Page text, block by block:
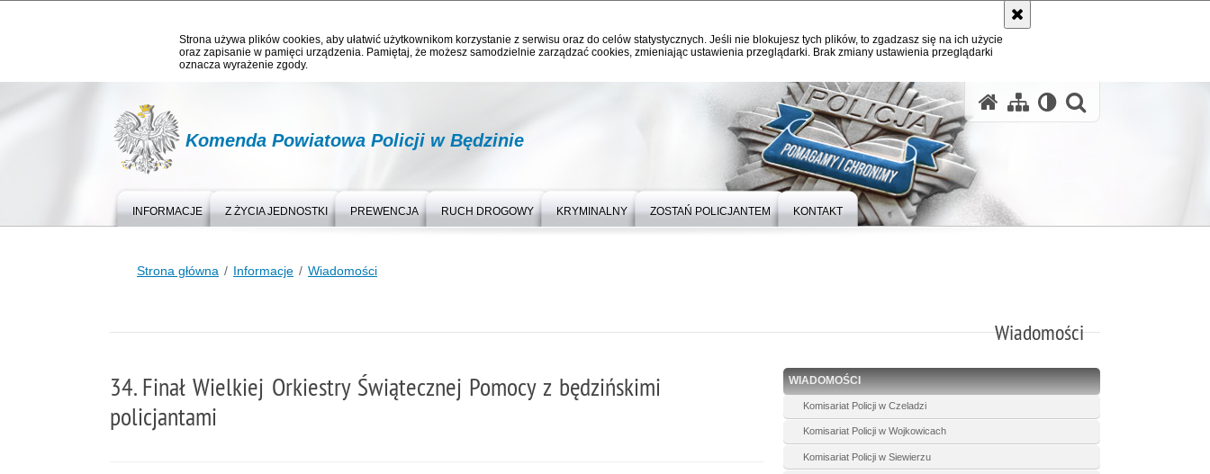
Strona używa plików cookies, aby ułatwić użytkownikom korzystanie z serwisu oraz do celów statystycznych. Jeśli nie blokujesz tych plików, to zgadzasz się na ich użycie
oraz zapisanie w pamięci urządzenia. Pamiętaj, że możesz samodzielnie zarządzać cookies, zmieniając ustawienia przeglądarki. Brak zmiany ustawienia przeglądarki
oznacza wyrażenie zgody.
Komenda Powiatowa Policji w Będzinie
INFORMACJE Z ŻYCIA JEDNOSTKI PREWENCJA RUCH DROGOWY KRYMINALNY ZOSTAŃ POLICJANTEM KONTAKT
Strona główna Informacje Wiadomości
Wiadomości
34. Finał Wielkiej Orkiestry Świątecznej Pomocy z będzińskimi
policjantami
WIADOMOŚCI
Komisariat Policji w Czeladzi
Komisariat Policji w Wojkowicach
Komisariat Policji w Siewierzu